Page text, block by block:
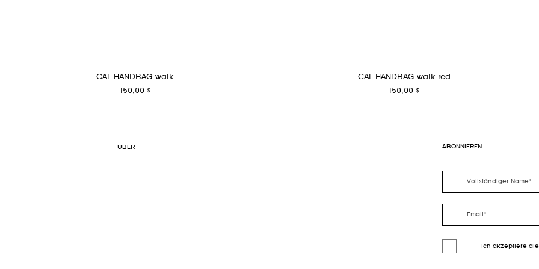
CAL HANDBAG walk
Preis
150,00 $
CAL HANDBAG walk red
Preis
150,00 $
ÜBER ABONNIEREN
Ich akzeptiere die